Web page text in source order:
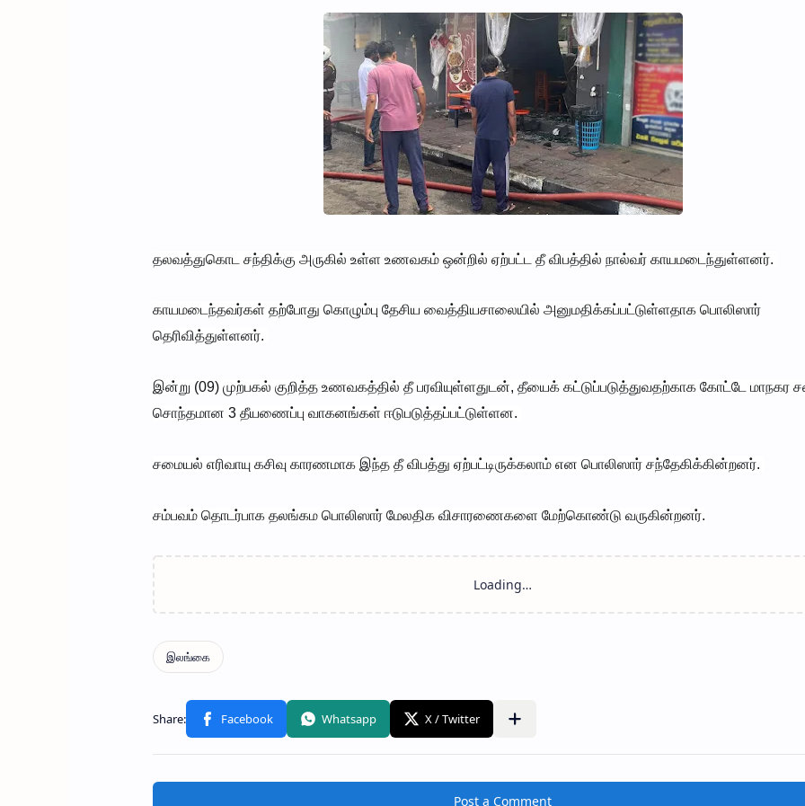
தலவத்துகொட சந்திக்கு அருகில் உள்ள உணவகம் ஒன்றில் ஏற்பட்ட தீ விபத்தில் நால்வர் காயமடைந்துள்ளனர்.
காயமடைந்தவர்கள் தற்போது கொழும்பு தேசிய வைத்தியசாலையில் அனுமதிக்கப்பட்டுள்ளதாக பொலிஸார்
தெரிவித்துள்ளனர்.
இன்று (09) முற்பகல் குறித்த உணவகத்தில் தீ பரவியுள்ளதுடன், தீயைக் கட்டுப்படுத்துவதற்காக கோட்டே மாநகர
சொந்தமான 3 தீயணைப்பு வாகனங்கள் ஈடுபடுத்தப்பட்டுள்ளன.
சமையல் எரிவாயு கசிவு காரணமாக இந்த தீ விபத்து ஏற்பட்டிருக்கலாம் என பொலிஸார் சந்தேகிக்கின்றனர்.
சம்பவம் தொடர்பாக தலங்கம பொலிஸார் மேலதிக விசாரணைகளை மேற்கொண்டு வருகின்றனர்.
Post a Comment